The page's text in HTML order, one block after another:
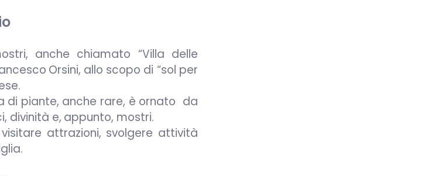
anche chiamato “Villa delle
Orsini, allo scopo di “sol per
di piante, anche rare, è ornato da
divinità e, appunto, mostri.
attrazioni, svolgere attività